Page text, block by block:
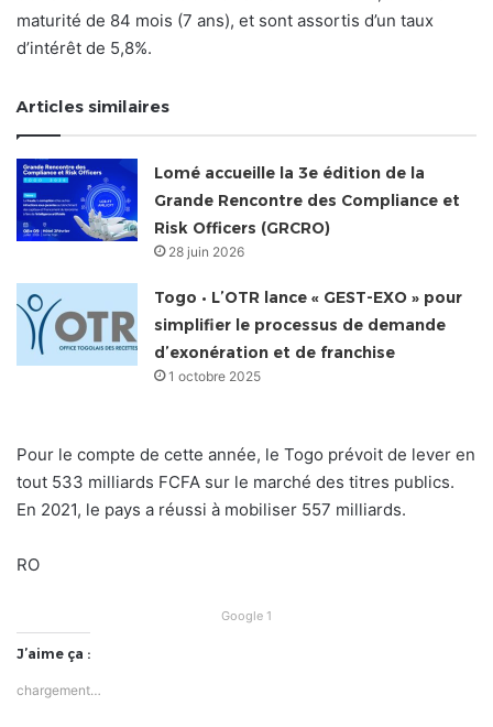
maturité de 84 mois (7 ans), et sont assortis d’un taux
d’intérêt de 5,8%.
Articles similaires
Lomé accueille la 3e édition de la
Grande Rencontre des Compliance et
Risk Officers (GRCRO)
28 juin 2026
Togo • L’OTR lance « GEST-EXO » pour
simplifier le processus de demande
d’exonération et de franchise
1 octobre 2025
Pour le compte de cette année, le Togo prévoit de lever en
tout 533 milliards FCFA sur le marché des titres publics.
En 2021, le pays a réussi à mobiliser 557 milliards.
RO
Google 1
J’aime ça :
chargement…